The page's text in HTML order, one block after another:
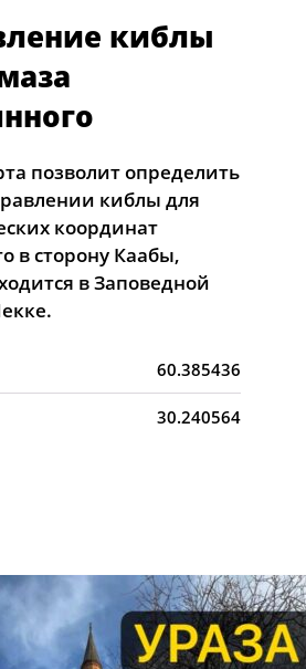
киблы
позволит определить
киблы для
координат
в сторону Каабы,
в Заповедной
60.385436
30.240564